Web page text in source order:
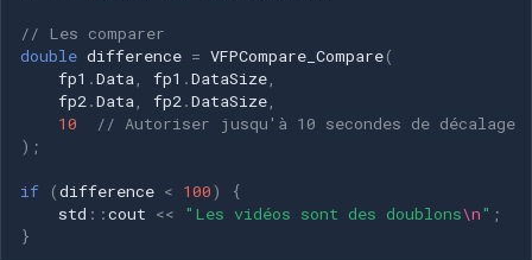
// Les comparer
double difference = VFPCompare_Compare(
fp1 .Data fp1 .DataSize
fp2 .Data fp2 .DataSize
10
// Autoriser jusqu'à 10 secondes de décalage
);
if (difference < 100)
{
std ::cout << "Les vidéos sont des doublons\n" ;
}